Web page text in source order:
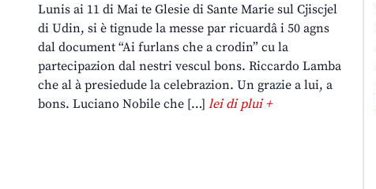
Lunis ai 11 di Mai te Glesie di Sante Marie sul Cjiscjel
di Udin, si è tignude la messe par ricuardâ i 50 agns
dal document “Ai furlans che a crodin” cu la
partecipazion dal nestri vescul bons. Riccardo Lamba
che al à presiedude la celebrazion. Un grazie a lui, a
bons. Luciano Nobile che […] lei di plui +